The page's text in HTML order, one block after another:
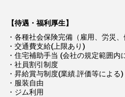
【待遇・福利厚生】
・各種社会保険完備（雇用、労災、
・交通費支給(上限あり)
・住宅補助手当 (会社の規定範囲内
・社員割引制度
・昇給賞与制度(業績.評価等による)
・服装自由
・ジム利用